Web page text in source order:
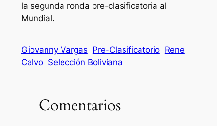
la segunda ronda pre-clasificatoria al
Mundial.
Giovanny Vargas Pre-Clasificatorio Rene
Calvo Selección Boliviana
Comentarios